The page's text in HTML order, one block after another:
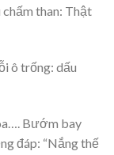
chấm than: Thật
ô trống: dấu
Bướm bay
đáp: “Nắng thế